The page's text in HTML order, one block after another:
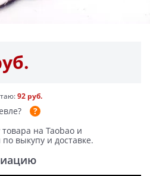
92 руб.
на Taobao и
выкупу и доставке.